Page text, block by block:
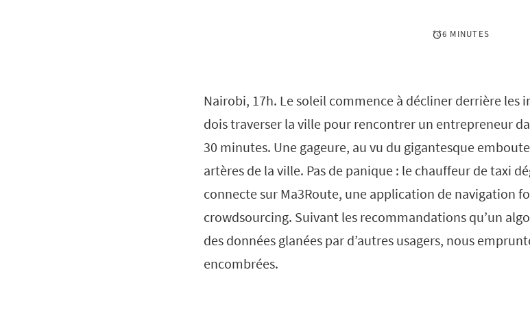
6 MINUTES
Nairobi, 17h. Le soleil commence à décliner derrière les
dois traverser la ville pour rencontrer un entrepreneur
30 minutes. Une gageure, au vu du gigantesque
artères de la ville. Pas de panique : le chauffeur de taxi
connecte sur Ma3Route, une application de navigation
crowdsourcing. Suivant les recommandations qu’un
des données glanées par d’autres usagers, nous
encombrées.